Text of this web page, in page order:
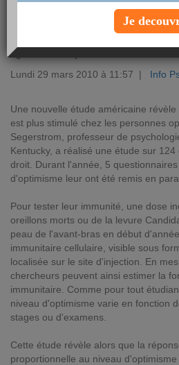
L'optimisme ne stimule pas
également le système immunitaire.
Lundi 29 mars 2010 à 11:57 | Info
Une nouvelle étude américaine
est plus stimulé chez les personnes
Segerstrom, professeur de
Kentucky, a réalisé une étude sur
droit. Durant l'année, 5
d'optimisme leur ont été remis en
Pour tester leur immunité, une dose
oreillons morts ou de la levure
peau de l'avant-bras en début
immunitaire cellulaire, visible sous
localisée sur le site d'injection. En
chercheurs peuvent ainsi estimer la
immunitaire. Comme pour tout
niveau d'optimisme varie en fonction
stages ou d'examens.
Cette étude révèle alors que la
proportionnelle au niveau
Je